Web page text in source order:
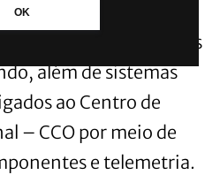
OK
equipamentos
conjunto de bombas
além de sistemas
ao Centro de
– CCO por meio de
e telemetria.